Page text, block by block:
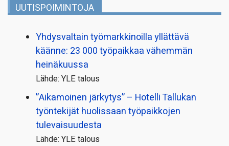
UUTISPOIMINTOJA
Yhdysvaltain työmarkkinoilla yllättävä
käänne: 23 000 työpaikkaa vähemmän
heinäkuussa
Lähde: YLE talous
”Aikamoinen järkytys” – Hotelli Tallukan
työntekijät huolissaan työpaikkojen
tulevaisuudesta
Lähde: YLE talous